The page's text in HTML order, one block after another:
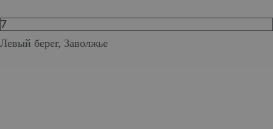
7
Левый берег, Заволжье